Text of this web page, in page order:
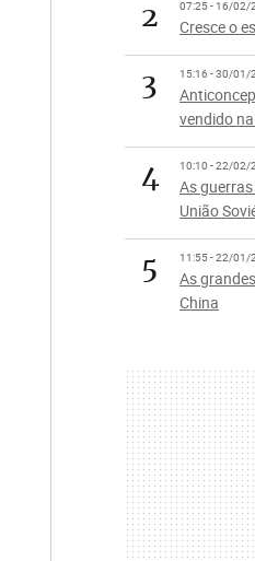
2 07:25 - 16/02/
Cresce o
3 15:16 - 30/01/
vendido
4 10:10 - 22/02/
As
União
5 11:55 - 22/01/
As
China